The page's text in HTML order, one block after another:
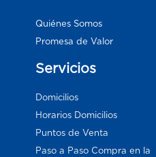
Quiénes Somos
Promesa de Valor
Servicios
Domicilios
Horarios Domicilios
Puntos de Venta
Paso a Paso Compra en la